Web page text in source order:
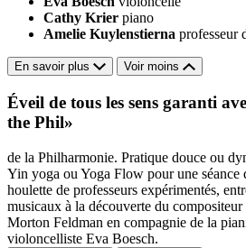
Cathy Krier piano
Amelie Kuylenstierna professeur
En savoir plus Voir moins
Éveil de tous les sens garanti
the Phil»
de la Philharmonie. Pratique douce ou
Yin yoga ou Yoga Flow pour une séance
houlette de professeurs expérimentés,
musicaux à la découverte du
Morton Feldman en compagnie de la
violoncelliste Eva Boesch.